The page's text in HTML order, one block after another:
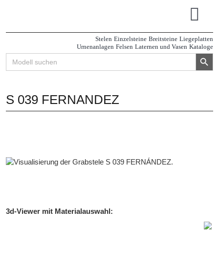
Stelen Einzelsteine Breitsteine Liegeplatten
Urnenanlagen Felsen Laternen und Vasen Kataloge
Search
for:
Search Button
S 039 FERNANDEZ
3d-Viewer mit Materialauswahl: